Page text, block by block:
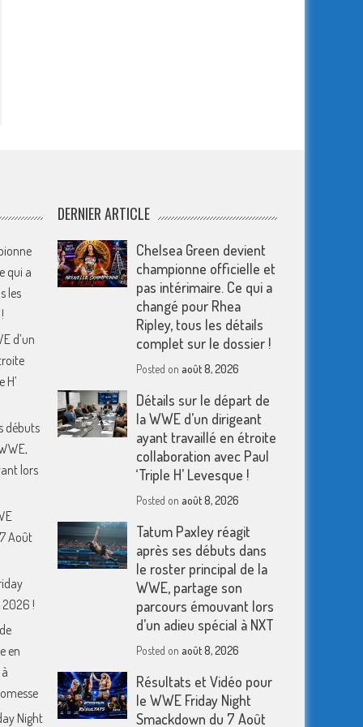
qui a
les
d’un
H’
débuts
lors
Août
!
en
Night
DERNIER ARTICLE
Chelsea Green devient
championne officielle et
pas intérimaire. Ce qui a
changé pour Rhea
Ripley, tous les détails
complet sur le dossier !
Posted on août 8, 2026
Détails sur le départ de
la WWE d’un dirigeant
ayant travaillé en étroite
collaboration avec Paul
‘Triple H’ Levesque !
Posted on août 8, 2026
Tatum Paxley réagit
après ses débuts dans
le roster principal de la
WWE, partage son
parcours émouvant lors
d’un adieu spécial à NXT
Posted on août 8, 2026
Résultats et Vidéo pour
le WWE Friday Night
Smackdown du 7 Août